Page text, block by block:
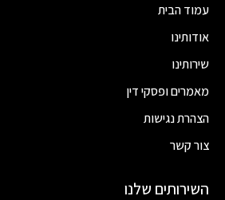
עמוד הבית
אודותינו
שירותינו
מאמרים ופסקי דין
הצהרת נגישות
צור קשר
השירותים שלנו